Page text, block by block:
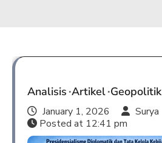
Analisis Artikel Geopolitik
January 1, 2026 Surya
Posted at 12:41 pm